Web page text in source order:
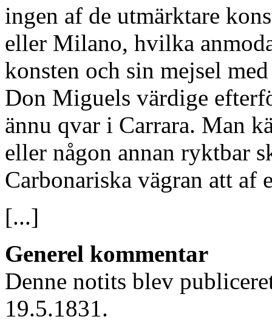
ingen af de utmärktare
eller Milano, hvilka
konsten och sin mejsel
Don Miguels värdige
ännu qvar i Carrara. Man
eller någon annan ryktbar
Carbonariska vägran att af
[...]
Generel kommentar
Denne notits blev
19.5.1831.